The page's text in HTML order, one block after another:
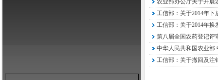
农业部办公厅关于开展
工信部：关于2014年下
工信部：关于2014年换
第八届全国农药登记评
中华人民共和国农业部
工信部：关于撤回及注